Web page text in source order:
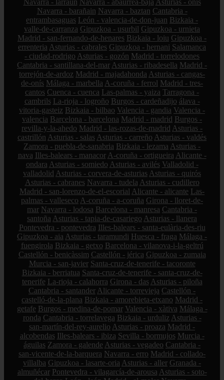
Navarra - larraun Navarra - abaurrea-baja Asturias - onís
Navarra - barañain Navarra - baztan Cantabria -
entrambasaguas León - valencia-de-don-juan Bizkaia -
valle-de-carranza Gipuzkoa - usurbil Gipuzkoa - urnieta
Madrid - san-fernando-de-henares Bizkaia - loiu Gipuzkoa -
errenteria Asturias - cabrales Gipuzkoa - hernani Salamanca
- ciudad-rodrigo Asturias - gozón Madrid - torrelodones
Cantabria - santillana-del-mar Asturias - ribadesella Madrid -
torrejón-de-ardoz Madrid - majadahonda Asturias - cangas-
de-onís Málaga - marbella A-coruña - ferrol Madrid - tres-
cantos Cuenca - cuenca Las-palmas - yaiza Tarragona -
cambrils La-rioja - logroño Burgos - cardeñadijo álava -
vitoria-gasteiz Bizkaia - bilbao Valencia - gandia Valencia -
valencia Barcelona - barcelona Madrid - madrid Burgos -
revilla-y-la-ahedo Madrid - las-rozas-de-madrid Asturias -
castrillón Asturias - salas Asturias - carreño Asturias - valdés
Zamora - puebla-de-sanabria Bizkaia - lezama Asturias -
nava Illes-balears - manacor A-coruña - ortigueira Alicante -
ondara Asturias - somiedo Asturias - avilés Valladolid -
valladolid Asturias - corvera-de-asturias Asturias - quirós
Asturias - cabranes Navarra - tudela Asturias - cudillero
Madrid - san-lorenzo-de-el-escorial Alicante - alicante Las-
palmas - valleseco A-coruña - a-coruña Girona - lloret-de-
mar Navarra - lodosa Barcelona - manresa Cantabria -
santoña Asturias - tapia-de-casariego Asturias - llanera
Pontevedra - pontevedra Illes-balears - santa-eulària-des-riu
Gipuzkoa - aia Asturias - taramundi Huesca - fraga Málaga -
fuengirola Bizkaia - getxo Barcelona - vilanova-i-la-geltrú
Castellón - benicàssim Castellón - jérica Gipuzkoa - zumaia
Murcia - san-javier Santa-cruz-de-tenerife - tacoronte
Bizkaia - berriatua Santa-cruz-de-tenerife - santa-cruz-de-
tenerife La-rioja - calahorra Girona - das Asturias - piloña
Cantabria - santander Alicante - torrevieja Castellón -
castelló-de-la-plana Bizkaia - amorebieta-etxano Madrid -
getafe Burgos - medina-de-pomar Valencia - xàtiva Málaga -
ronda Cantabria - torrelavega Bizkaia - urduliz Asturias -
san-martín-del-rey-aurelio Asturias - proaza Madrid -
alcobendas Illes-balears - ibiza Sevilla - bormujos Murcia -
águilas Zamora - galende Asturias - vegadeo Cantabria -
san-vicente-de-la-barquera Navarra - erro Madrid - collado-
villalba Gipuzkoa - lasarte-oria Asturias - aller Granada -
almuñécar Pontevedra - vilagarcía-de-arousa Asturias - soto-